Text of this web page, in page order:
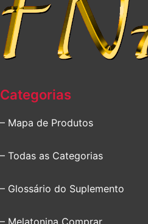
Categorias
– Mapa de Produtos
– Todas as Categorias
– Glossário do Suplemento
– Melatonina Comprar